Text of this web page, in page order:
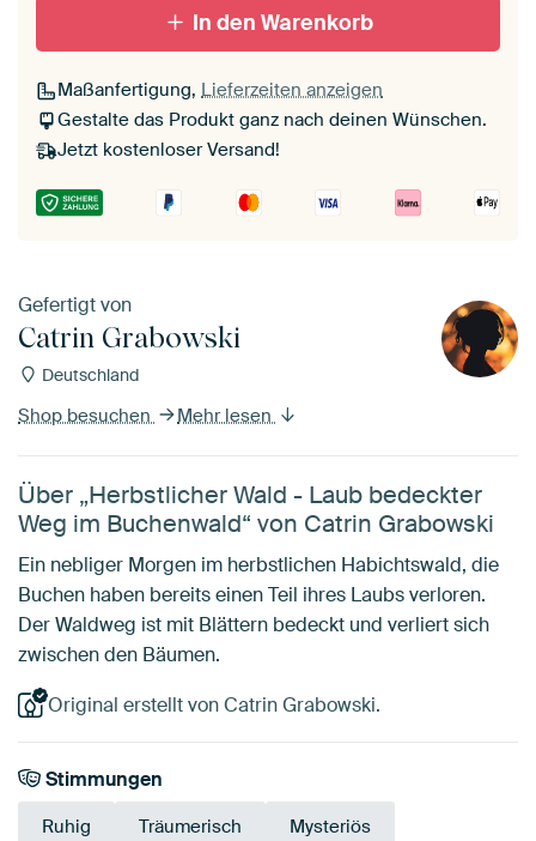
In den Warenkorb
Maßanfertigung, Lieferzeiten anzeigen
Gestalte das Produkt ganz nach deinen Wünschen.
Jetzt kostenloser Versand!
Gefertigt von
Catrin Grabowski
Deutschland
Shop besuchen Mehr lesen
Über „Herbstlicher Wald - Laub bedeckter
Weg im Buchenwald“ von Catrin Grabowski
Ein nebliger Morgen im herbstlichen Habichtswald, die
Buchen haben bereits einen Teil ihres Laubs verloren.
Der Waldweg ist mit Blättern bedeckt und verliert sich
zwischen den Bäumen.
Original erstellt von Catrin Grabowski.
Stimmungen
Ruhig Träumerisch Mysteriös